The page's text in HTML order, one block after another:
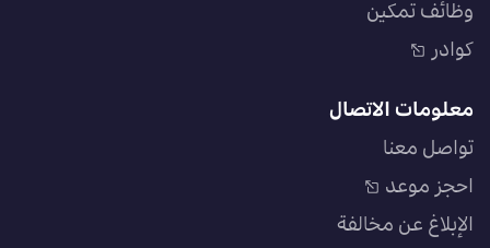
وظائف تمكين
كوادر
معلومات الاتصال
تواصل معنا
احجز موعد
الإبلاغ عن مخالفة